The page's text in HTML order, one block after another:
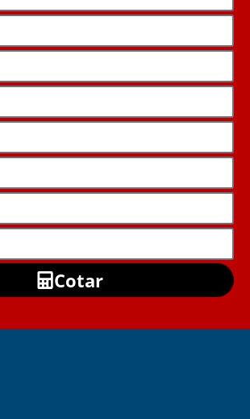
Cotar